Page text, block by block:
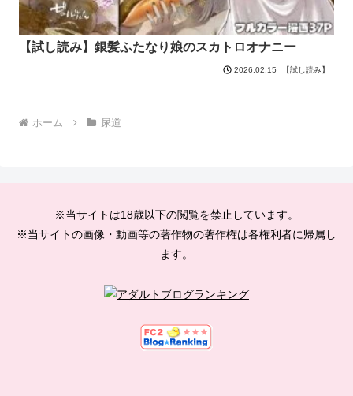
【試し読み】銀髪ふたなり娘のスカトロオナニー
2026.02.15 【試し読み】
ホーム 尿道
※当サイトは18歳以下の閲覧を禁止しています。
※当サイトの画像・動画等の著作物の著作権は各権利者に帰属し
ます。